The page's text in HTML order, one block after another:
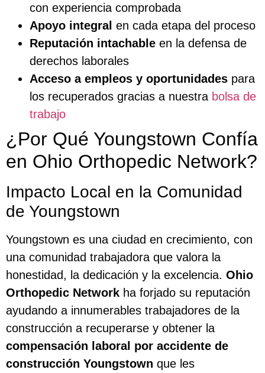
con experiencia comprobada
Apoyo integral en cada etapa del proceso
Reputación intachable en la defensa de
derechos laborales
Acceso a empleos y oportunidades para
los recuperados gracias a nuestra bolsa de
trabajo
¿Por Qué Youngstown Confía
en Ohio Orthopedic Network?
Impacto Local en la Comunidad
de Youngstown
Youngstown es una ciudad en crecimiento, con
una comunidad trabajadora que valora la
honestidad, la dedicación y la excelencia. Ohio
Orthopedic Network ha forjado su reputación
ayudando a innumerables trabajadores de la
construcción a recuperarse y obtener la
compensación laboral por accidente de
construcción Youngstown que les